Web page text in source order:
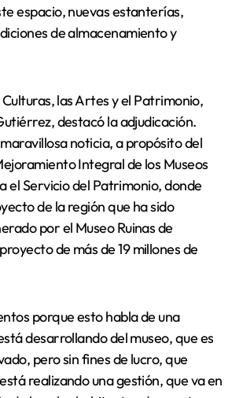
espacio, nuevas estanterías,
de almacenamiento y
Culturas, las Artes y el Patrimonio,
destacó la adjudicación.
noticia, a propósito del
Integral de los Museos
el Servicio del Patrimonio, donde
de la región que ha sido
por el Museo Ruinas de
de más de 19 millones de
porque esto habla de una
desarrollando del museo, que es
pero sin fines de lucro, que
realizando una gestión, que va en